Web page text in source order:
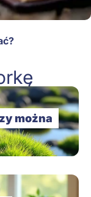
można